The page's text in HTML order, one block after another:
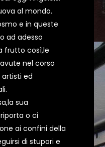
al mondo.
e in queste
ad adesso
frutto così,le
nel corso
ed
sua
o ci
ai confini della
di stupori e